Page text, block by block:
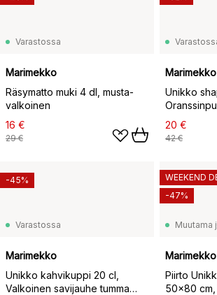
Varastossa
Marimekko
Räsymatto muki 4 dl, musta-
valkoinen
16 €
29 €
Marimekko
Unikko
20 €
42 €
Varastossa
Marimekko
Unikko kahvikuppi 20 cl,
Valkoinen savijauhe tumma
-45%
Muutama
Marimekko
Piirto
50x80
WEEKEND
-47%